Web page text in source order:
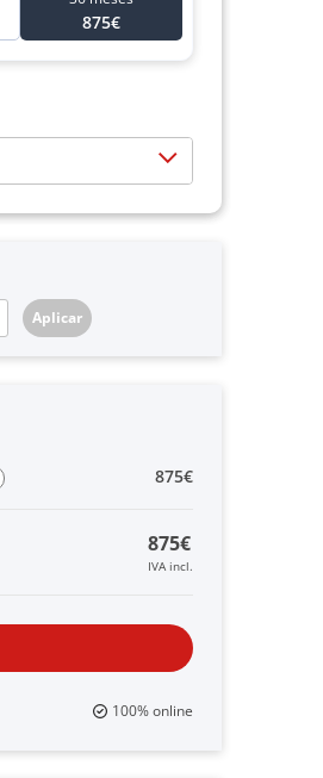
875€
Aplicar
875€
875€
IVA incl.
100% online